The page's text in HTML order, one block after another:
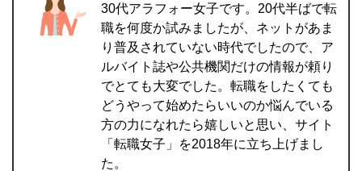
30代アラフォー女子です。20代半ばで転
職を何度か試みましたが、ネットがあま
り普及されていない時代でしたので、ア
ルバイト誌や公共機関だけの情報が頼り
でとても大変でした。転職をしたくても
どうやって始めたらいいのか悩んでいる
方の力になれたら嬉しいと思い、サイト
「転職女子」を2018年に立ち上げまし
た。